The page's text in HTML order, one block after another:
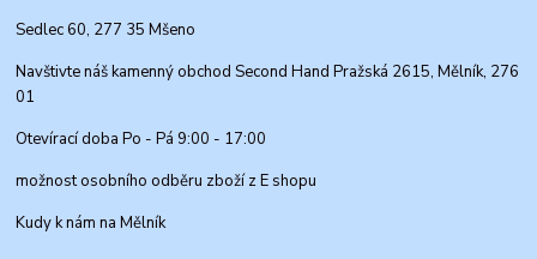
Sedlec 60, 277 35 Mšeno
Navštivte náš kamenný obchod Second Hand Pražská 2615, Mělník, 276
01
Otevírací doba Po - Pá 9:00 - 17:00
možnost osobního odběru zboží z E shopu
Kudy k nám na Mělník